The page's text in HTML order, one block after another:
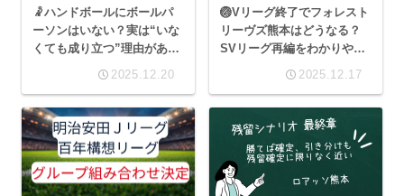
🤾ハンドボールにボールパ
ーソンはいない？実は“いな
くても成り立つ”理由があっ
2025.12.20
🏐Vリーグ終了でフォレスト
リーヴズ熊本はどうなる？
SVリーグ再編をわかりやす
2025.12.17